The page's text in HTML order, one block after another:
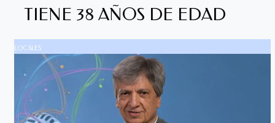
TIENE 38 AÑOS DE EDAD
LOCALES